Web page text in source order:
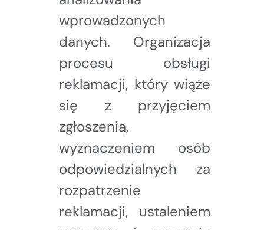
wprowadzonych
danych. Organizacja
procesu obsługi
reklamacji, który wiąże
się z przyjęciem
zgłoszenia,
wyznaczeniem osób
odpowiedzialnych za
rozpatrzenie
reklamacji, ustaleniem